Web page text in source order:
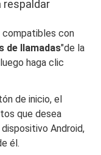
respaldar
compatibles con
de llamadas"de la
haga clic
de inicio, el
que desea
Android,
él.